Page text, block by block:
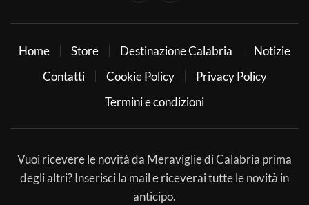
Home Store Destinazione Calabria
Notizie
Contatti
Cookie Policy
Privacy Policy
Termini e condizioni
Vuoi ricevere le novità da Meraviglie di Calabria prima
degli altri? Inserisci la mail e riceverai tutte le novità in
anticipo.